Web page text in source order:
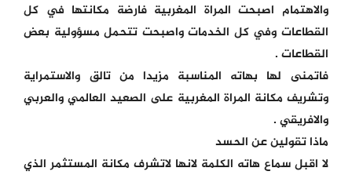
والاهتمام اصبحت المراة المغربية فارضة مكانتها في كل
القطاعات وفي كل الخدمات واصبحت تتحمل مسؤولية بعض
القطاعات .
فاتمنى لها بهاته المناسبة مزيدا من تالق والاستمراية
وتشريف مكانة المراة المغربية على الصعيد العالمي والعربي
والافريقي .
ماذا تقولين عن الحسد
لا اقبل سماع هاته الكلمة لانها لاتشرف مكانة المستثمر الذي